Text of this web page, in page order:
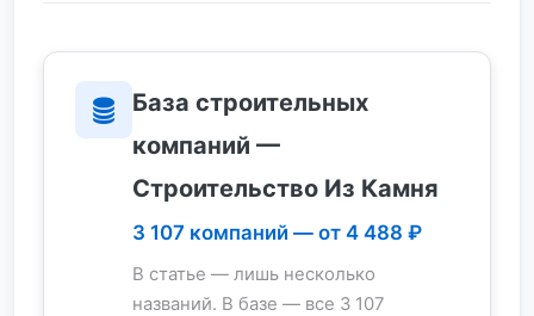
База строительных
компаний —
Строительство Из Камня
3 107 компаний — от 4 488 ₽
В статье — лишь несколько
названий. В базе — все 3 107